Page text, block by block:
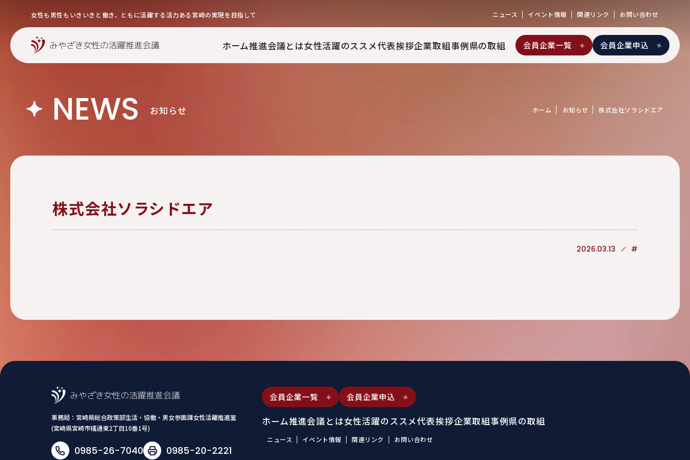
女性も男性もいきいきと働き、ともに活躍する活力ある宮崎の実現を目指して ニュース イベント情報 関連リンク お問い合わせ
会員企業一覧 会員企業申込
ホーム推進会議とは女性活躍のススメ代表挨拶企業取組事例県の取組
NEWS お知らせ ホーム お知らせ 株式会社ソラシドエア
株式会社ソラシドエア
2026.03.13 #
事務局： 宮崎県総合政策部生活・協働・男女参画課女性活躍推進室
(宮崎県宮崎市橘通東2丁目10番1号)
0985-26-7040 0985-20-2221
会員企業一覧 会員企業申込
ホーム推進会議とは女性活躍のススメ代表挨拶企業取組事例県の取組
ニュース イベント情報 関連リンク お問い合わせ